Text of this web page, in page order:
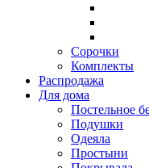
Сорочки
Комплекты
Распродажа
Для дома
Постельное
Подушки
Одеяла
Простыни